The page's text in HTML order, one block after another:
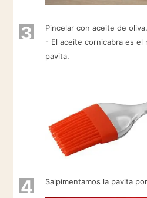
3
Pincelar con aceite de oliva.
- El aceite cornicabra es el
pavita.
4 Salpimentamos la pavita